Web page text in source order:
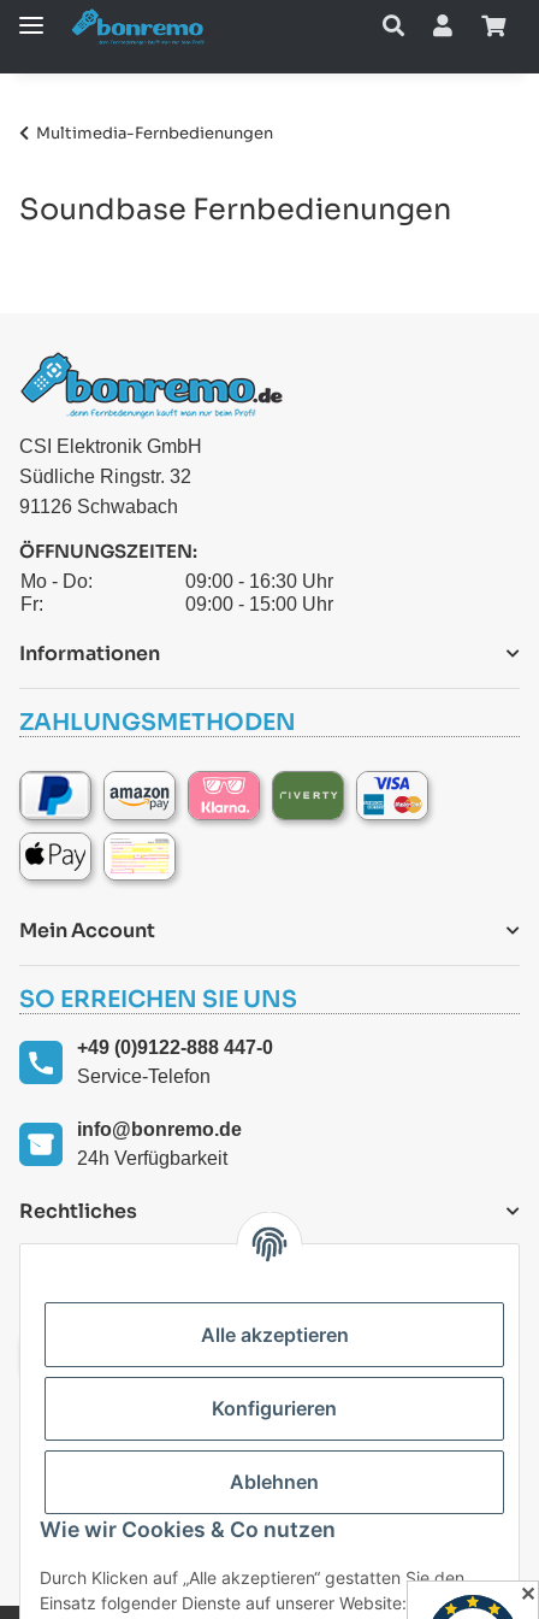
Multimedia-Fernbedienungen
Soundbase Fernbedienungen
CSI Elektronik GmbH
Südliche Ringstr. 32
91126 Schwabach
ÖFFNUNGSZEITEN:
Mo - Do:
09:00 - 16:30 Uhr
Fr:
09:00 - 15:00 Uhr
Informationen
ZAHLUNGSMETHODEN
Mein Account
SO ERREICHEN SIE UNS
+49 (0)9122-888 447-0
Service-Telefon
info@bonremo.de
24h Verfügbarkeit
Rechtliches
Vertrag widerrufen
* Alle Preise inkl. gesetzlicher USt., zzgl.Versand
Alle akzeptieren
Konfigurieren
Ablehnen
Wie wir Cookies & Co nutzen
Durch Klicken auf „Alle akzeptieren“ gestatten Sie den
Einsatz folgender Dienste auf unserer Website: Technisch
✕